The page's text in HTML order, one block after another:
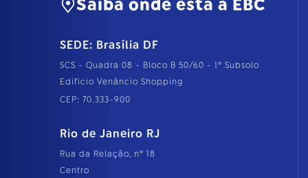
Saiba onde está a EBC
SEDE: Brasília DF
SCS - Quadra 08 - Bloco B 50/60 - 1º Subsolo
Edifício Venâncio Shopping
CEP: 70.333-900
Rio de Janeiro RJ
Rua da Relação, nº 18
Centro